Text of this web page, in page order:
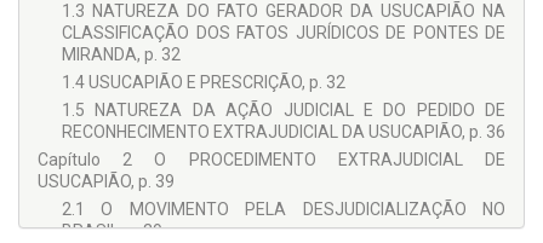
1.3 NATUREZA DO FATO GERADOR DA USUCAPIÃO NA
CLASSIFICAÇÃO DOS FATOS JURÍDICOS DE PONTES DE
MIRANDA, p. 32
1.4 USUCAPIÃO E PRESCRIÇÃO, p. 32
1.5 NATUREZA DA AÇÃO JUDICIAL E DO PEDIDO DE
RECONHECIMENTO EXTRAJUDICIAL DA USUCAPIÃO, p. 36
Capítulo 2 O PROCEDIMENTO EXTRAJUDICIAL DE
USUCAPIÃO, p. 39
2.1 O MOVIMENTO PELA DESJUDICIALIZAÇÃO NO
BRASIL, p. 39